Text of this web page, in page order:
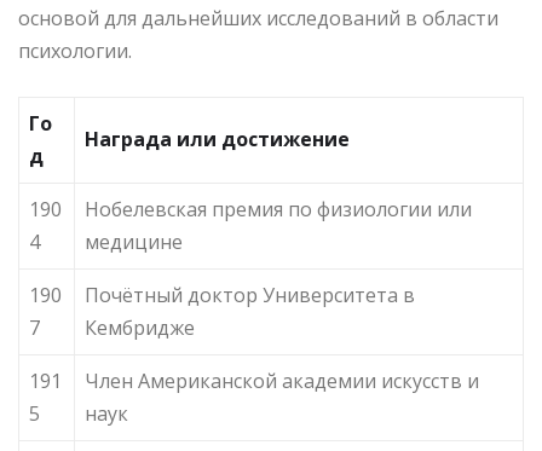
основой для дальнейших исследований в области
психологии.
Го
д
Награда или достижение
190
4
Нобелевская премия по физиологии или
медицине
190
7
Почётный доктор Университета в
Кембридже
191
5
Член Американской академии искусств и
наук